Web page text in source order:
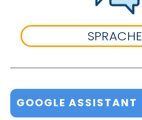
SPRACHE
GOOGLE ASSISTANT